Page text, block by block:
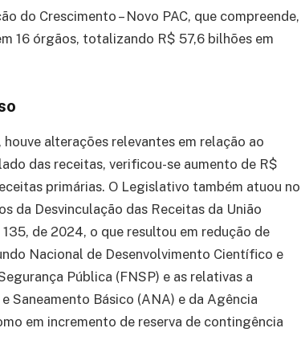
do Crescimento – Novo PAC, que compreende,
16 órgãos, totalizando R$ 57,6 bilhões em
alterações relevantes em relação ao
das receitas, verificou-se aumento de R$
primárias. O Legislativo também atuou no
da Desvinculação das Receitas da União
de 2024, o que resultou em redução de
Nacional de Desenvolvimento Científico e
Pública (FNSP) e as relativas a
Saneamento Básico (ANA) e da Agência
em incremento de reserva de contingência